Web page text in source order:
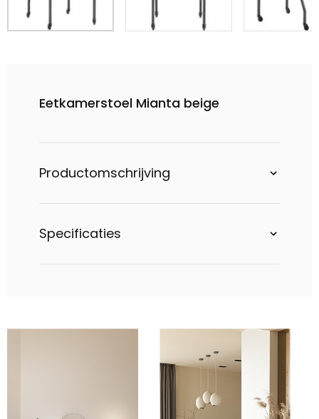
Eetkamerstoel Mianta beige
Productomschrijving
Specificaties